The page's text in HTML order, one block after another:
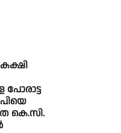
കക്ഷി
കെ.സി.